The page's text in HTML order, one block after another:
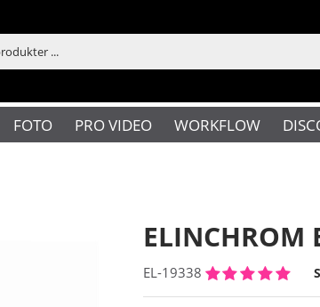
FOTO PRO VIDEO WORKFLOW
ELINCHROM
EL-19338